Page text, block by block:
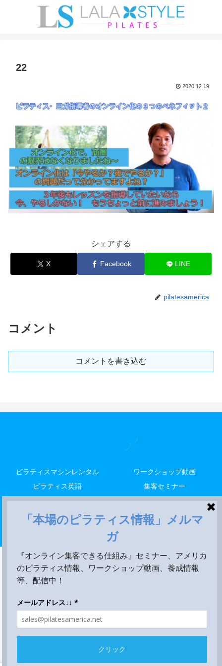
22
2020.12.19
シェアする
X Facebook LINE
pilatesamerica
コメント
コメントを書き込む
ピラティスマシンレンタル
ワークショップ動画
ピラティス英語
集客セミナー
解剖留学
レッスン
米国養成
Copyright © 2014-2026 LALA STYLE, LLC All Rights Reserved.